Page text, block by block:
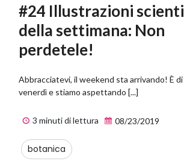
#24 Illustrazioni
della settimana: Non
perdetele!
Abbracciatevi, il weekend sta arrivando! È
venerdì e stiamo aspettando [...]
3 minuti di lettura 08/23/2019
botanica